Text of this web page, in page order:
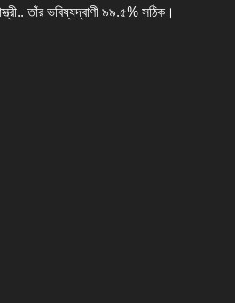
তাঁর ভবিষ্যদ্বাণী ৯৯.৫% সঠিক।